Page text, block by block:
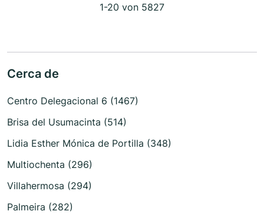
1-20 von 5827
Cerca de
Centro Delegacional 6 (1467)
Brisa del Usumacinta (514)
Lidia Esther Mónica de Portilla (348)
Multiochenta (296)
Villahermosa (294)
Palmeira (282)